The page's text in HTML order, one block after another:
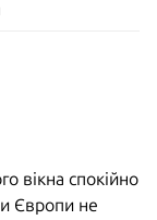
вікна спокійно
Європи не